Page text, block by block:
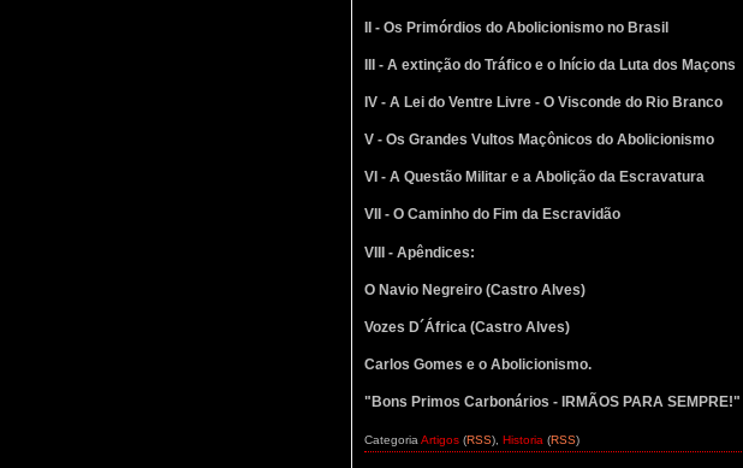
II - Os Primórdios do Abolicionismo no Brasil
III - A extinção do Tráfico e o Início da Luta dos Maçons
IV - A Lei do Ventre Livre - O Visconde do Rio Branco
V - Os Grandes Vultos Maçônicos do Abolicionismo
VI - A Questão Militar e a Abolição da Escravatura
VII - O Caminho do Fim da Escravidão
VIII - Apêndices:
O Navio Negreiro (Castro Alves)
Vozes D´África (Castro Alves)
Carlos Gomes e o Abolicionismo.
"Bons Primos Carbonários - IRMÃOS PARA SEMPRE!"
CategoriaArtigos (RSS), Historia (RSS)